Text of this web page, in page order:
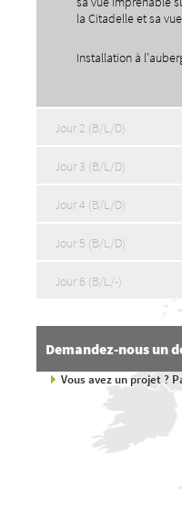
la Citadelle et sa
Installation à
Jour 2 (B/L/D)
Jour 3 (B/L/D)
Jour 4 (B/L/D)
Jour 5 (B/L/D)
Jour 6 (B/L/-)
Demandez-nous un
Vous avez un projet ?